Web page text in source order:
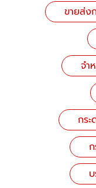
ขายส่ง
จำ
กร